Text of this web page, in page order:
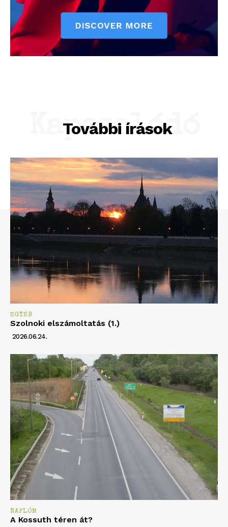
További írások
Kapcsolódó
EGYÉB
Szolnoki elszámoltatás (1.)
2026.06.24.
NAPLÓM
A Kossuth téren át?